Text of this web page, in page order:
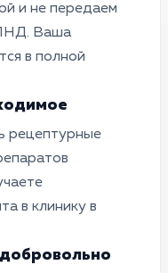
и не передаем
Ваша
в полной
рецептурные
в клинику в
добровольно